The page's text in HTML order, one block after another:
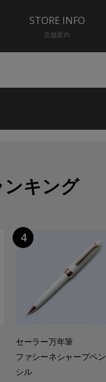
STORE INFO
店舗案内
キング
セーラー万年筆
ファシーネシャープペン
シル